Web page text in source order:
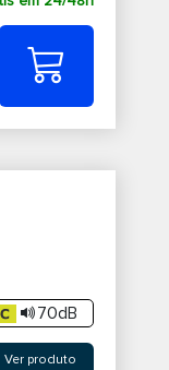
70dB
Ver produto